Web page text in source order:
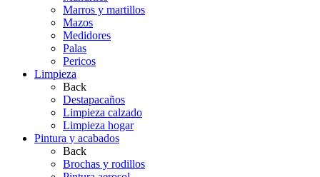
Marros y martillos
Mazos
Medidores
Palas
Pericos
Limpieza
Back
Destapacaños
Limpieza calzado
Limpieza hogar
Pintura y acabados
Back
Brochas y rodillos